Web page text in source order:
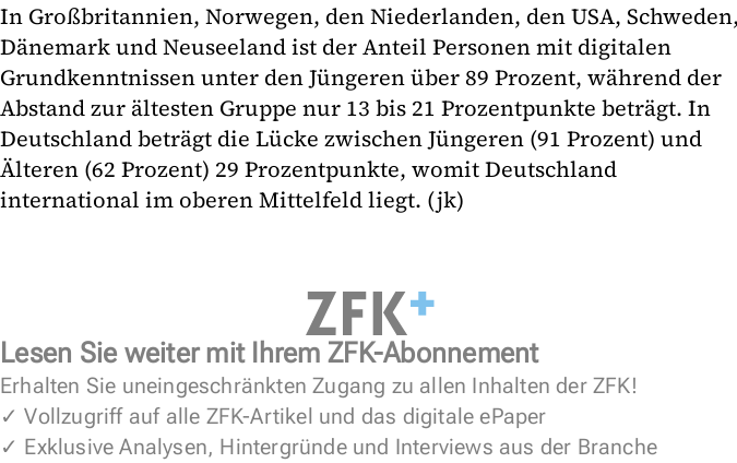
In Großbritannien, Norwegen, den Niederlanden, den USA, Schweden,
Dänemark und Neuseeland ist der Anteil Personen mit digitalen
Grundkenntnissen unter den Jüngeren über 89 Prozent, während der
Abstand zur ältesten Gruppe nur 13 bis 21 Prozentpunkte beträgt. In
Deutschland beträgt die Lücke zwischen Jüngeren (91 Prozent) und
Älteren (62 Prozent) 29 Prozentpunkte, womit Deutschland
international im oberen Mittelfeld liegt. (jk)
Lesen Sie weiter mit Ihrem ZFK-Abonnement
Erhalten Sie uneingeschränkten Zugang zu allen Inhalten der ZFK!
✓ Vollzugriff auf alle ZFK-Artikel und das digitale ePaper
✓ Exklusive Analysen, Hintergründe und Interviews aus der Branche